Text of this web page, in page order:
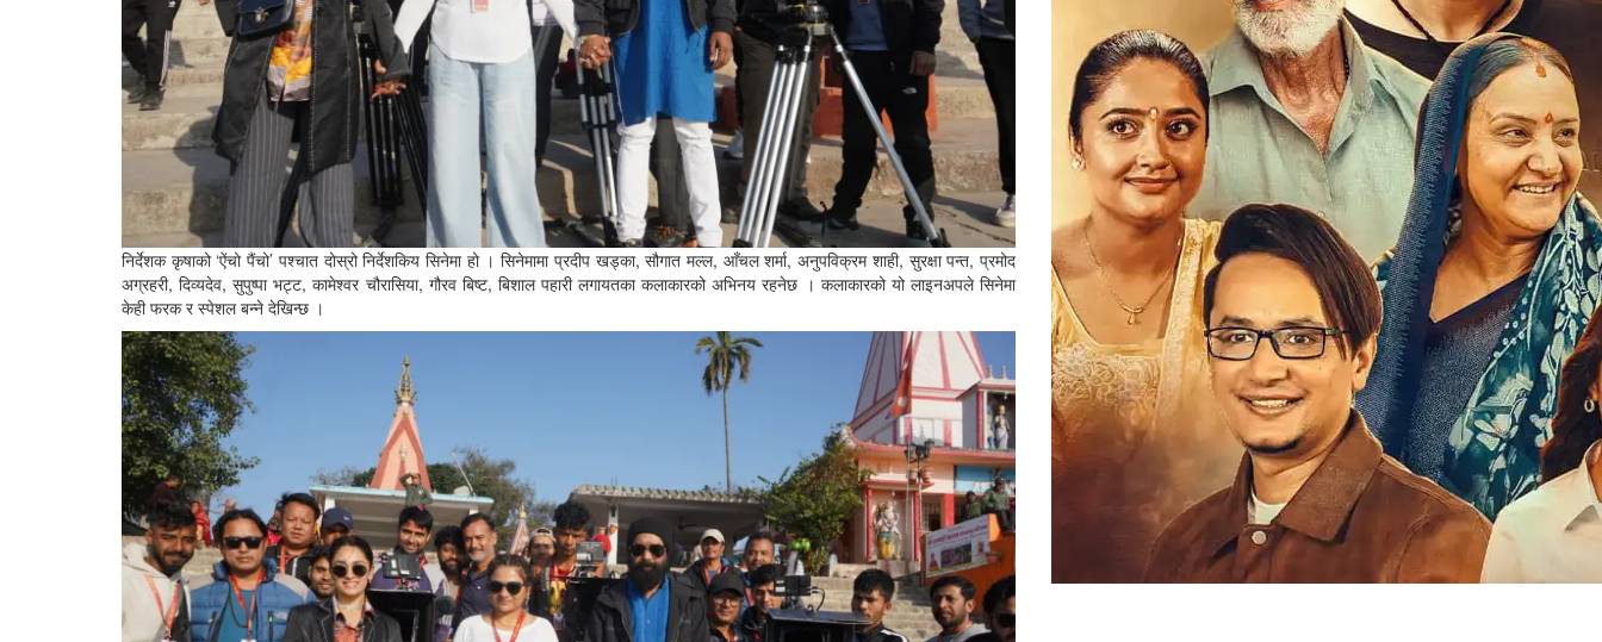
निर्देशक कृषाको ‘ऐंचो पैंचो’ पश्चात दोस्रो निर्देशकिय सिनेमा हो । सिनेमामा प्रदीप खड्का, सौगात मल्ल, आँचल शर्मा, अनुपविक्रम शाही, सुरक्षा पन्त, प्रमोद
अग्रहरी, दिव्यदेव, सुपुष्पा भट्ट, कामेश्वर चौरासिया, गौरव बिष्ट, बिशाल पहारी लगायतका कलाकारको अभिनय रहनेछ । कलाकारको यो लाइनअपले सिनेमा
केही फरक र स्पेशल बन्ने देखिन्छ ।